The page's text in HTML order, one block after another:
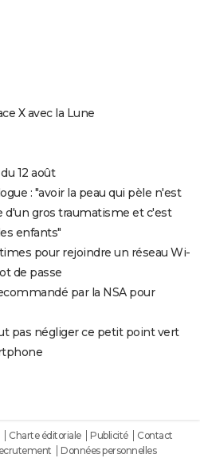
X avec la Lune
12 août
: "avoir la peau qui pèle n'est
d'un gros traumatisme et c'est
enfants"
pour rejoindre un réseau Wi-
de passe
par la NSA pour
pas négliger ce petit point vert
Charte éditoriale Publicité
Contact
Données personnelles